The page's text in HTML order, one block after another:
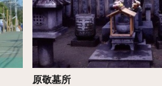
原敬墓所